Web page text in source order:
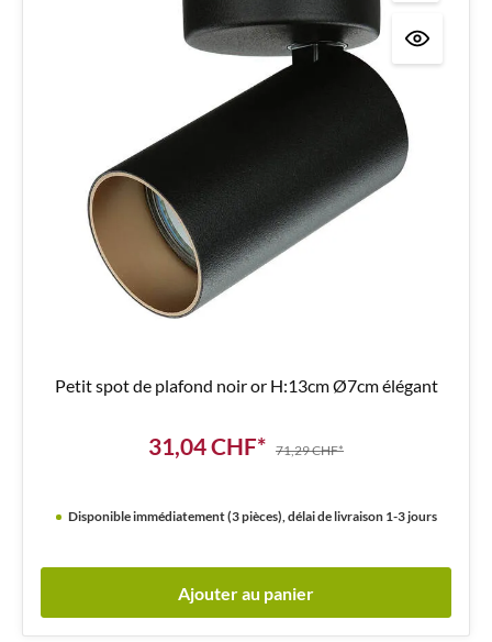
Petit spot de plafond noir or H:13cm Ø7cm élégant
31,04 CHF* 71,29 CHF*
Disponible immédiatement (3 pièces), délai de livraison 1-3 jours
Ajouter au panier